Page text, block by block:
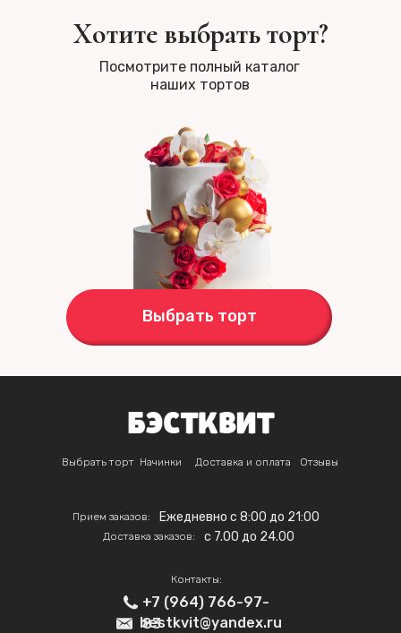
Хотите выбрать торт?
Посмотрите полный каталог
наших тортов
Выбрать торт
Контакты:
Выбрать торт Начинки Доставка и оплата Отзывы
Прием заказов: Ежедневно с 8:00 до 21:00
Доставка заказов: c 7.00 до 24.00
bestkvit@yandex.ru
+7 (964) 766-97-
83